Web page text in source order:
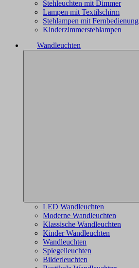
Stehleuchten mit Dimmer
Lampen mit Textilschirm
Stehlampen mit Fernbedienung
Kinderzimmerstehlampen
Wandleuchten
LED Wandleuchten
Moderne Wandleuchten
Klassische Wandleuchten
Kinder Wandleuchten
Wandleuchten
Spiegelleuchten
Bilderleuchten